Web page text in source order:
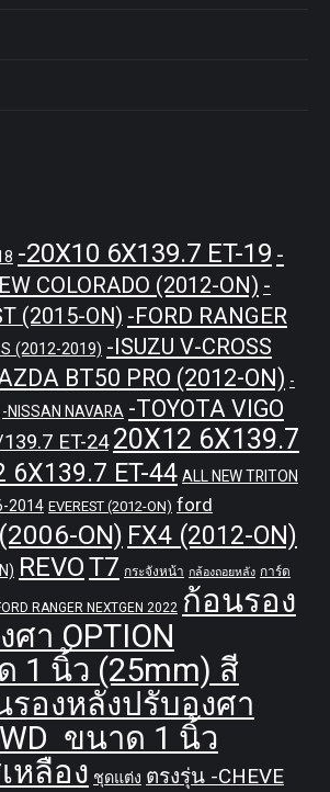
-20X10 6X139.7 ET-19 -
COLORADO (2012-ON) -
(2015-ON) -FORD RANGER
(2012-2019) -ISUZU V-CROSS
BT50 PRO (2012-ON) -
-NISSAN NAVARA -TOYOTA VIGO
ET-24 20X12 6X139.7
6X139.7 ET-44 ALL NEW TRITON
2014 EVEREST (2012-ON) ford
ON) FX4 (2012-ON)
REVOT7 กระจังหน้า กล้องถอยหลัง การ์ด
RANGER NEXTGEN 2022 ก้อนรอง
า OPTION
1 นิ้ว (25mm) สี
รองหลังปรับองศา
ขนาด 1 นิ้ว
หลือง ชุดแต่ง ตรงรุ่น -CHEVE